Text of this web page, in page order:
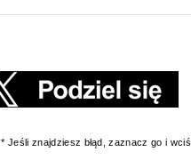
* Jeśli znajdziesz błąd, zaznacz go i